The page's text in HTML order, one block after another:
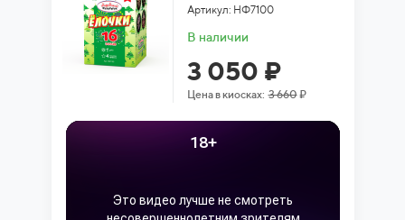
Артикул: НФ7100
В наличии
3 050 ₽
Цена в киосках:3 660₽